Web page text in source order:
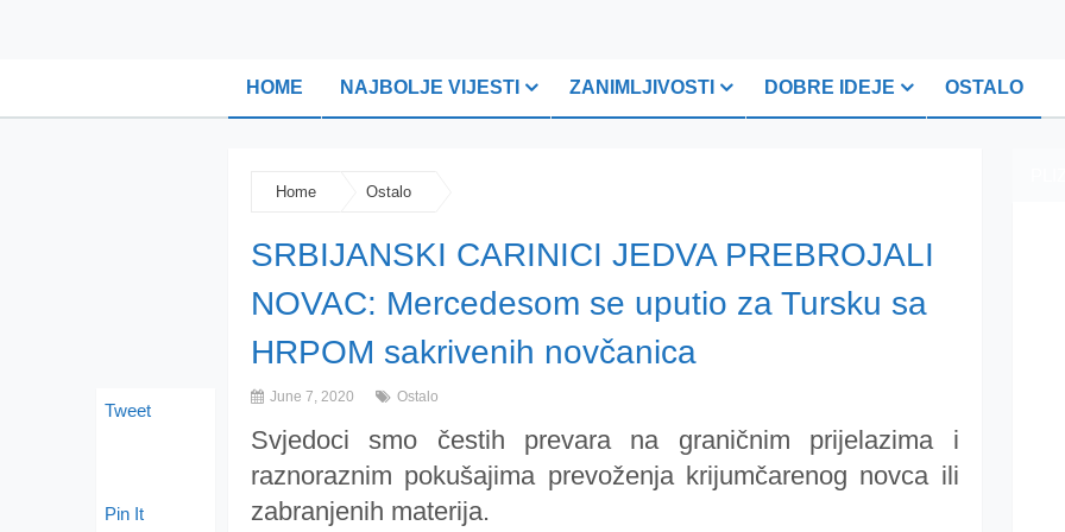
HOME NAJBOLJE VIJESTI ZANIMLJIVOSTI DOBRE IDEJE OSTALO
Home Ostalo
SRBIJANSKI CARINICI JEDVA PREBROJALI
NOVAC: Mercedesom se uputio za Tursku sa
HRPOM sakrivenih novčanica
June 7, 2020 Ostalo
Svjedoci smo čestih prevara na graničnim prijelazima i
raznoraznim pokušajima prevoženja krijumčarenog novca ili
zabranjenih materija.
Tweet
Pin It